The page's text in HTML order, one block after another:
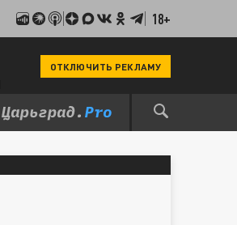
18+
ОТКЛЮЧИТЬ РЕКЛАМУ